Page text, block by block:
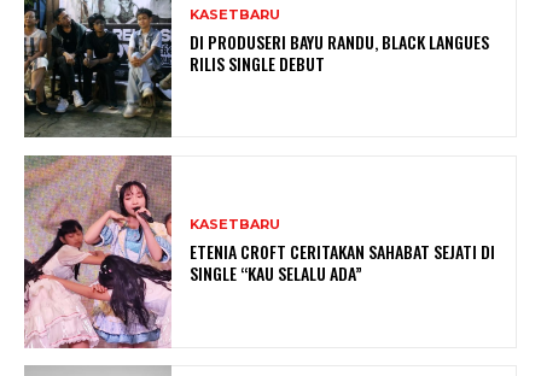
KASETBARU
DI PRODUSERI BAYU RANDU, BLACK LANGUES
RILIS SINGLE DEBUT
KASETBARU
ETENIA CROFT CERITAKAN SAHABAT SEJATI DI
SINGLE “KAU SELALU ADA”